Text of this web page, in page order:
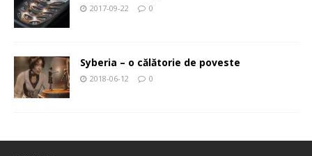
2017-09-22 0
Syberia – o călătorie de poveste
2018-06-12 0